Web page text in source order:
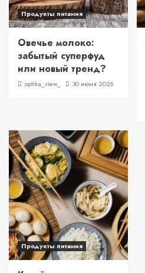
Продукты питания
Овечье молоко:
забытый суперфуд
или новый тренд?
optika_view_ 30 июня 2026
Продукты питания